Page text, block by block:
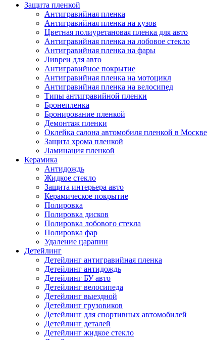
Защита пленкой
Антигравийная пленка
Антигравийная пленка на кузов
Цветная полиуретановая пленка для авто
Антигравийная пленка на лобовое стекло
Антигравийная пленка на фары
Ливреи для авто
Антигравийное покрытие
Антигравийная пленка на мотоцикл
Антигравийная пленка на велосипед
Типы антигравийной пленки
Бронепленка
Бронирование пленкой
Демонтаж пленки
Оклейка салона автомобиля пленкой в Москве
Защита хрома пленкой
Ламинация пленкой
Керамика
Антидождь
Жидкое стекло
Защита интерьера авто
Керамическое покрытие
Полировка
Полировка дисков
Полировка лобового стекла
Полировка фар
Удаление царапин
Детейлинг
Детейлинг антигравийная пленка
Детейлинг антидождь
Детейлинг БУ авто
Детейлинг велосипеда
Детейлинг выездной
Детейлинг грузовиков
Детейлинг для спортивных автомобилей
Детейлинг деталей
Детейлинг жидкое стекло